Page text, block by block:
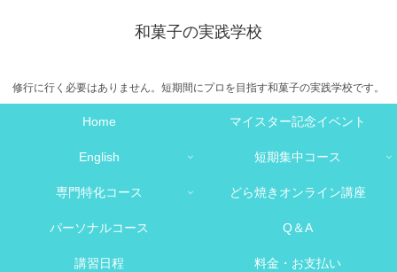
和菓子の実践学校
修行に行く必要はありません。短期間にプロを目指す和菓子の実践学校です。
Home マイスター記念イベント
English 短期集中コース
専門特化コース どら焼きオンライン講座
パーソナルコース Q＆A
講習日程 料金・お支払い